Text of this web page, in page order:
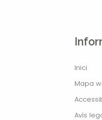
Inici
Mapa
Avís